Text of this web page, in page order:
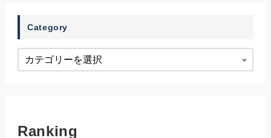
Category
Ranking